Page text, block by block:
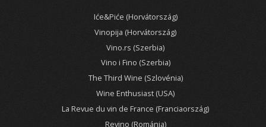
Iće&Piće (Horvátország)
Vinopija (Horvátország)
Vino.rs (Szerbia)
Vino i Fino (Szerbia)
The Third Wine (Szlovénia)
Wine Enthusiast (USA)
La Revue du vin de France (Franciaország)
Revino (Románia)